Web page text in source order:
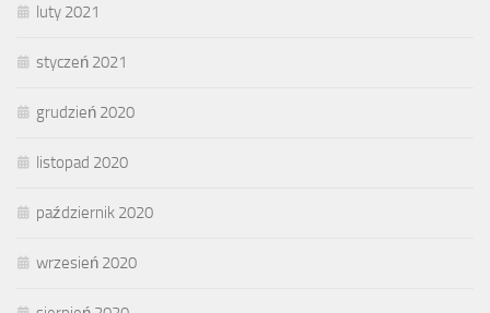
luty 2021
styczeń 2021
grudzień 2020
listopad 2020
październik 2020
wrzesień 2020